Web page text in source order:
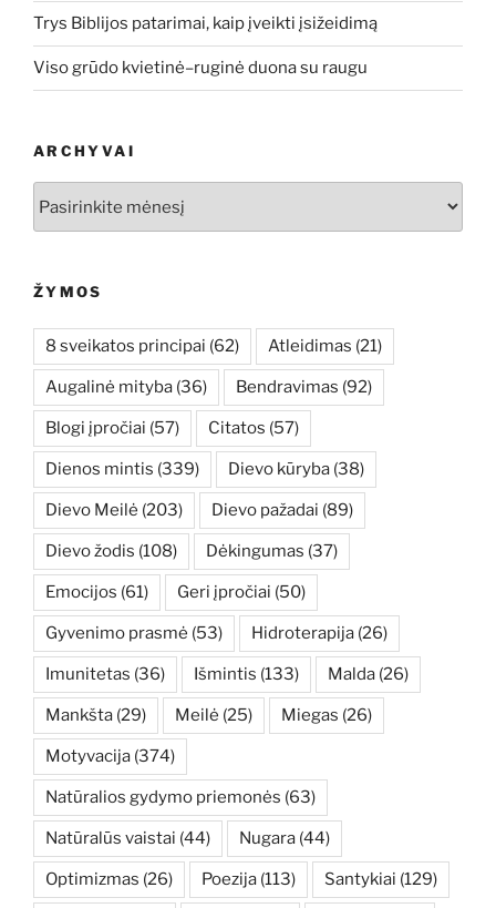
Trys Biblijos patarimai, kaip įveikti įsižeidimą
Viso grūdo kvietinė–ruginė duona su raugu
ARCHYVAI
ŽYMOS
8 sveikatos principai (62) Atleidimas (21)
Augalinė mityba (36) Bendravimas (92)
Blogi įpročiai (57) Citatos (57)
Dienos mintis (339) Dievo kūryba (38)
Dievo Meilė (203) Dievo pažadai (89)
Dievo žodis (108) Dėkingumas (37)
Emocijos (61) Geri įpročiai (50)
Gyvenimo prasmė (53) Hidroterapija (26)
Imunitetas (36) Išmintis (133) Malda (26)
Mankšta (29) Meilė (25) Miegas (26)
Motyvacija (374)
Natūralios gydymo priemonės (63)
Natūralūs vaistai (44) Nugara (44)
Optimizmas (26) Poezija (113) Santykiai (129)